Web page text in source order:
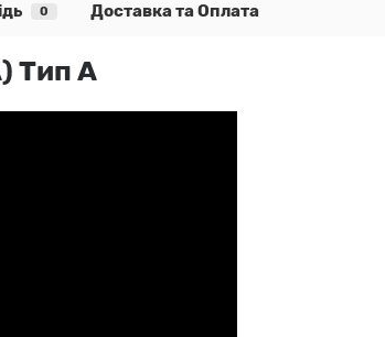
0 Доставка та Оплата
Тип A